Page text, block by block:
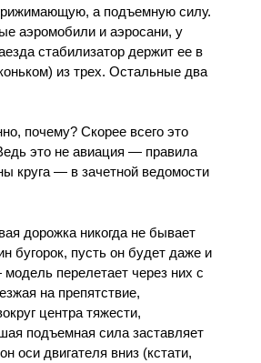
а подъемную силу.
аэромобили и аэросани, у
стабилизатор держит ее в
из трех. Остальные два
почему? Скорее всего это
это не авиация — правила
круга — в зачетной ведомости
дорожка никогда не бывает
бугорок, пусть он будет даже и
перелетает через них с
на препятствие,
центра тяжести,
подъемная сила заставляет
оси двигателя вниз (кстати,